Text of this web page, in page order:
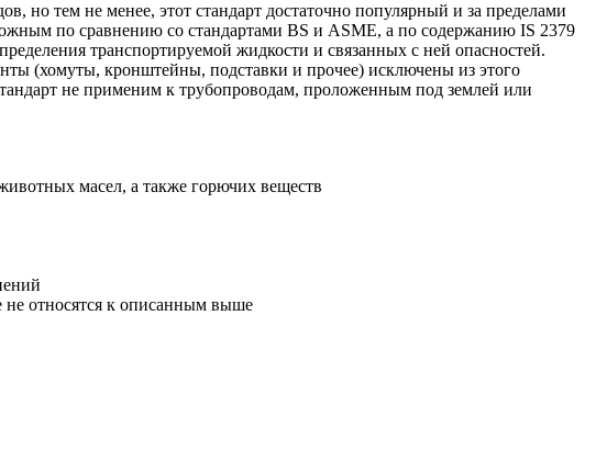
но тем не менее, этот стандарт достаточно популярный и за пределами
по сравнению со стандартами BS и ASME, а по содержанию IS 2379
транспортируемой жидкости и связанных с ней опасностей.
(хомуты, кронштейны, подставки и прочее) исключены из этого
не применим к трубопроводам, проложенным под землей или
масел, а также горючих веществ
не относятся к описанным выше